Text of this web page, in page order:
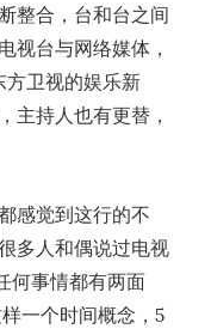
整合，台和台之间
视台与网络媒体，
卫视的娱乐新
主持人也有更替，
感觉到这行的不
多人和偶说过电视
何事情都有两面
一个时间概念，5